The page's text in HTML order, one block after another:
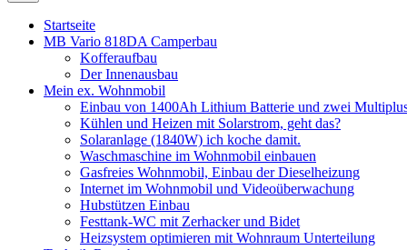
Startseite
MB Vario 818DA Camperbau
Kofferaufbau
Der Innenausbau
Mein ex. Wohnmobil
Einbau von 1400Ah Lithium Batterie und zwei
Kühlen und Heizen mit Solarstrom, geht das?
Solaranlage (1840W) ich koche damit.
Waschmaschine im Wohnmobil einbauen
Gasfreies Wohnmobil, Einbau der Dieselheizung
Internet im Wohnmobil und Videoüberwachung
Hubstützen Einbau
Festtank-WC mit Zerhacker und Bidet
Heizsystem optimieren mit Wohnraum Unterteilung